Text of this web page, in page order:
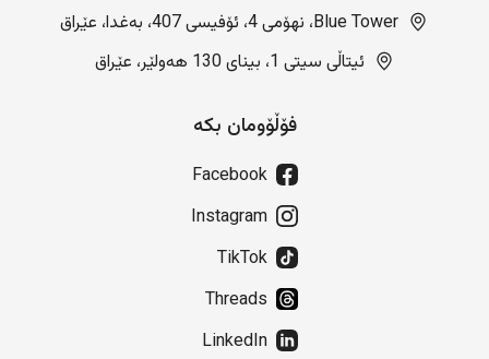
Blue Tower، نهۆمی 4، ئۆفیسی 407، بەغدا، عێراق
ئیتاڵی سیتی 1، بینای 130 هەولێر، عێراق
فۆڵۆومان بکە
Facebook
Instagram
TikTok
Threads
LinkedIn